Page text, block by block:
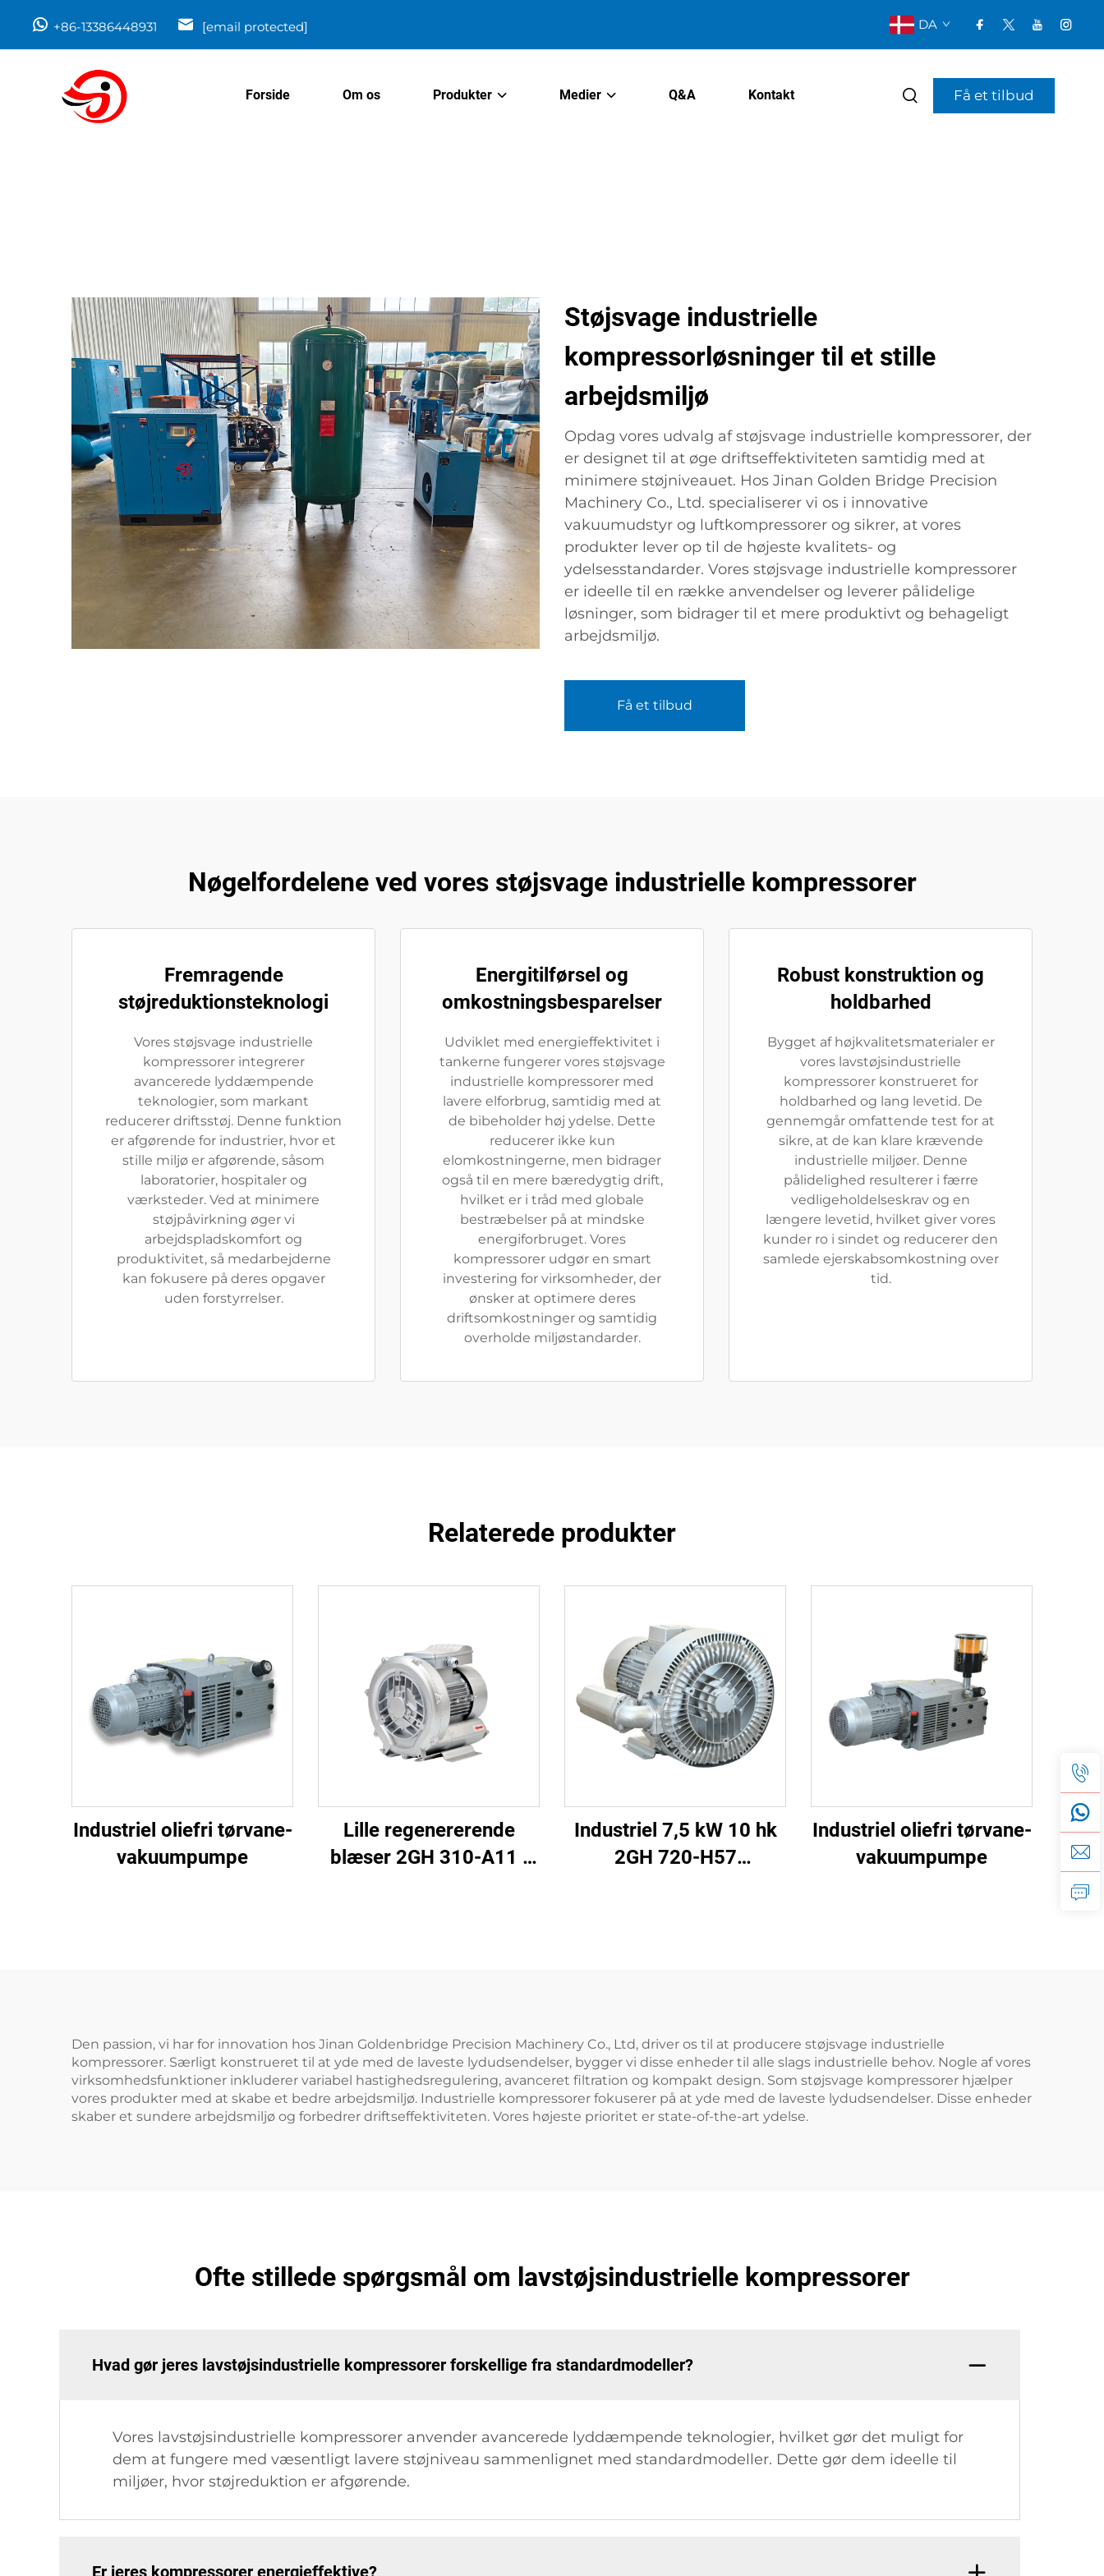
+86-13386448931 [email protected] DA
Forside Om os Produkter Medier Q&A Kontakt Få et tilbud
Støjsvage industrielle
kompressorløsninger til et stille
arbejdsmiljø
Opdag vores udvalg af støjsvage industrielle kompressorer, der
er designet til at øge driftseffektiviteten samtidig med at
minimere støjniveauet. Hos Jinan Golden Bridge Precision
Machinery Co., Ltd. specialiserer vi os i innovative
vakuumudstyr og luftkompressorer og sikrer, at vores
produkter lever op til de højeste kvalitets- og
ydelsesstandarder. Vores støjsvage industrielle kompressorer
er ideelle til en række anvendelser og leverer pålidelige
løsninger, som bidrager til et mere produktivt og behageligt
arbejdsmiljø.
Få et tilbud
Nøgelfordelene ved vores støjsvage industrielle kompressorer
Fremragende
støjreduktionsteknologi
Vores støjsvage industrielle
kompressorer integrerer
avancerede lyddæmpende
teknologier, som markant
reducerer driftsstøj. Denne funktion
er afgørende for industrier, hvor et
stille miljø er afgørende, såsom
laboratorier, hospitaler og
værksteder. Ved at minimere
støjpåvirkning øger vi
arbejdspladskomfort og
produktivitet, så medarbejderne
kan fokusere på deres opgaver
uden forstyrrelser.
Energitilførsel og
omkostningsbesparelser
Udviklet med energieffektivitet i
tankerne fungerer vores støjsvage
industrielle kompressorer med
lavere elforbrug, samtidig med at
de bibeholder høj ydelse. Dette
reducerer ikke kun
elomkostningerne, men bidrager
også til en mere bæredygtig drift,
hvilket er i tråd med globale
bestræbelser på at mindske
energiforbruget. Vores
kompressorer udgør en smart
investering for virksomheder, der
ønsker at optimere deres
driftsomkostninger og samtidig
overholde miljøstandarder.
Robust konstruktion og
holdbarhed
Bygget af højkvalitetsmaterialer er
vores lavstøjsindustrielle
kompressorer konstrueret for
holdbarhed og lang levetid. De
gennemgår omfattende test for at
sikre, at de kan klare krævende
industrielle miljøer. Denne
pålidelighed resulterer i færre
vedligeholdelseskrav og en
længere levetid, hvilket giver vores
kunder ro i sindet og reducerer den
samlede ejerskabsomkostning over
tid.
Relaterede produkter
Industriel oliefri tørvane-
vakuumpumpe
Lille regenererende
blæser 2GH 310-A11 |
Industriel 7,5 kW 10 hk
2GH 720-H57
Industriel oliefri tørvane-
vakuumpumpe
Den passion, vi har for innovation hos Jinan Goldenbridge Precision Machinery Co., Ltd, driver os til at producere støjsvage industrielle
kompressorer. Særligt konstrueret til at yde med de laveste lydudsendelser, bygger vi disse enheder til alle slags industrielle behov. Nogle af vores
virksomhedsfunktioner inkluderer variabel hastighedsregulering, avanceret filtration og kompakt design. Som støjsvage kompressorer hjælper
vores produkter med at skabe et bedre arbejdsmiljø. Industrielle kompressorer fokuserer på at yde med de laveste lydudsendelser. Disse enheder
skaber et sundere arbejdsmiljø og forbedrer driftseffektiviteten. Vores højeste prioritet er state-of-the-art ydelse.
Ofte stillede spørgsmål om lavstøjsindustrielle kompressorer
Hvad gør jeres lavstøjsindustrielle kompressorer forskellige fra standardmodeller?
Vores lavstøjsindustrielle kompressorer anvender avancerede lyddæmpende teknologier, hvilket gør det muligt for
dem at fungere med væsentligt lavere støjniveau sammenlignet med standardmodeller. Dette gør dem ideelle til
miljøer, hvor støjreduktion er afgørende.
Er jeres kompressorer energieffektive?